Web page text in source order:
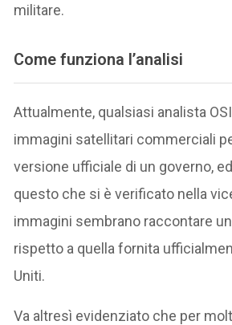
militare.
Come funziona l’analisi
Attualmente, qualsiasi analista
immagini satellitari commerciali
versione ufficiale di un governo,
questo che si è verificato nella
immagini sembrano raccontare
rispetto a quella fornita
Uniti.
Va altresì evidenziato che per